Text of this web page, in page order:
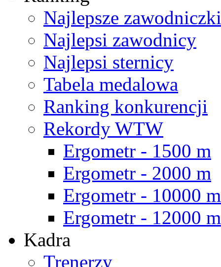
Najlepsze zawodniczki
Najlepsi zawodnicy
Najlepsi sternicy
Tabela medalowa
Ranking konkurencji
Rekordy WTW
Ergometr - 1500 m
Ergometr - 2000 m
Ergometr - 10000 m
Ergometr - 12000 m
Kadra
Trenerzy